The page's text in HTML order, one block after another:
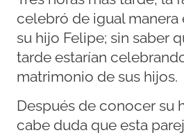
celebró de igual
su hijo Felipe; sin saber
tarde estarían
matrimonio de sus hijos.
Después de conocer su
cabe duda que esta